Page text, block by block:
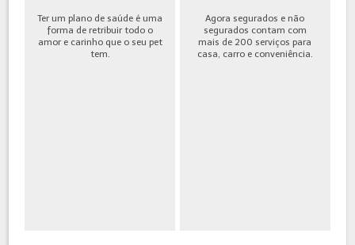
Ter um plano de saúde é uma
forma de retribuir todo o
amor e carinho que o seu pet
tem.
Agora segurados e não
segurados contam com
mais de 200 serviços para
casa, carro e conveniência.